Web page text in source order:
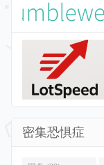
密集恐惧症